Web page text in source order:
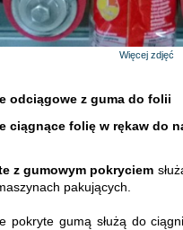
Więcej zdjęć
odciągowe z guma do folii
ciągnące folię w rękaw do
z gumowym pokryciem
pakujących.
pokryte gumą służą do